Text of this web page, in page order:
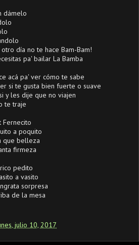
dámelo
día no te hace Bam-Bam!
pa' bailar La Bamba
acá pa' ver cómo te sabe
si te gusta bien fuerte o suave
y les dije que no viajen
te traje
Fernecito
a poquito
que belleza
firmeza
pedito
a vasito
sorpresa
de la mesa
julio 10, 2017